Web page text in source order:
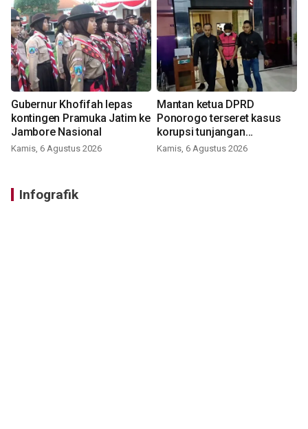
Gubernur Khofifah lepas
kontingen Pramuka Jatim ke
Jambore Nasional
Kamis, 6 Agustus 2026
Mantan ketua DPRD
Ponorogo terseret kasus
korupsi tunjangan
perumahan
Kamis, 6 Agustus 2026
Infografik